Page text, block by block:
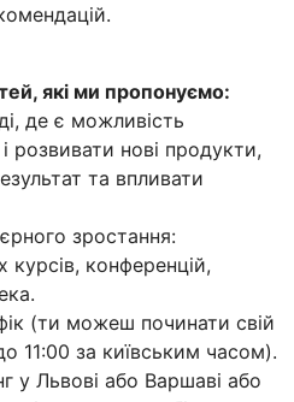
які ми пропонуємо:
де є можливість
розвивати нові продукти,
та впливати
зростання:
курсів, конференцій,
(ти можеш починати свій
11:00 за київським часом).
у Львові або Варшаві або